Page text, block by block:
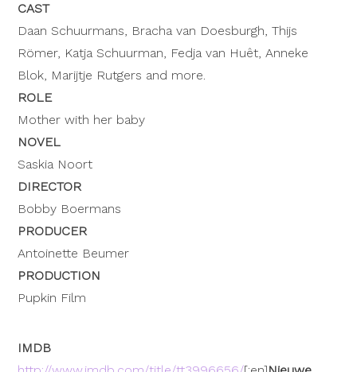
CAST
Daan Schuurmans, Bracha van Doesburgh, Thijs
Römer, Katja Schuurman, Fedja van Huêt, Anneke
Blok, Marijtje Rutgers and more.
ROLE
Mother with her baby
NOVEL
Saskia Noort
DIRECTOR
Bobby Boermans
PRODUCER
Antoinette Beumer
PRODUCTION
Pupkin Film
IMDB